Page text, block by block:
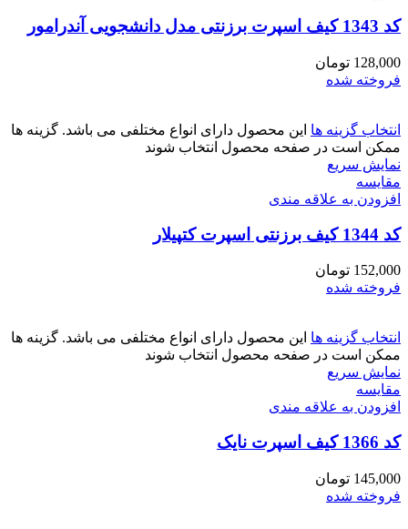
کد 1343 کیف اسپرت برزنتی مدل دانشجویی آندرامور
128,000 تومان
فروخته شده
انتخاب گزینه ها این محصول دارای انواع مختلفی می باشد. گزینه ها
ممکن است در صفحه محصول انتخاب شوند
نمایش سریع
مقايسه
افزودن به علاقه مندی
کد 1344 کیف برزنتی اسپرت کتپیلار
152,000 تومان
فروخته شده
انتخاب گزینه ها این محصول دارای انواع مختلفی می باشد. گزینه ها
ممکن است در صفحه محصول انتخاب شوند
نمایش سریع
مقايسه
افزودن به علاقه مندی
کد 1366 کیف اسپرت نایک
145,000 تومان
فروخته شده